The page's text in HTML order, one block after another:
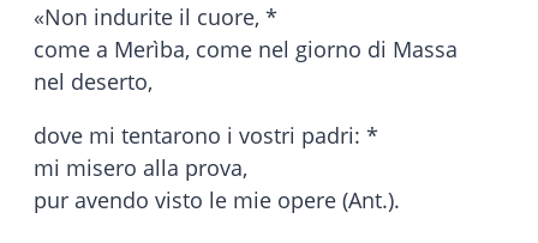
«Non indurite il cuore, *
come a Merìba, come nel giorno di Massa
nel deserto,
dove mi tentarono i vostri padri: *
mi misero alla prova,
pur avendo visto le mie opere (Ant.).